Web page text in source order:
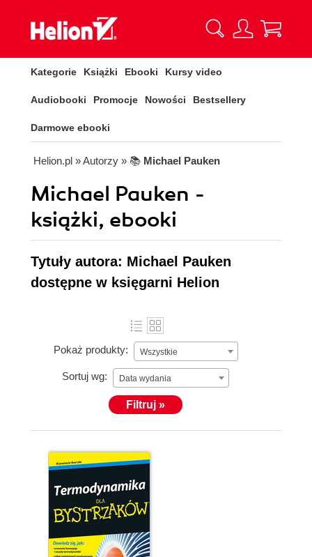
Kategorie Książki Ebooki Kursy video
Audiobooki Promocje Nowości Bestsellery
Darmowe ebooki
Helion.pl » Autorzy » 📚 Michael Pauken
Michael Pauken -
książki, ebooki
Tytuły autora: Michael Pauken
dostępne w księgarni Helion
Pokaż produkty: Wszystkie
Sortuj wg: Data wydania
Filtruj »